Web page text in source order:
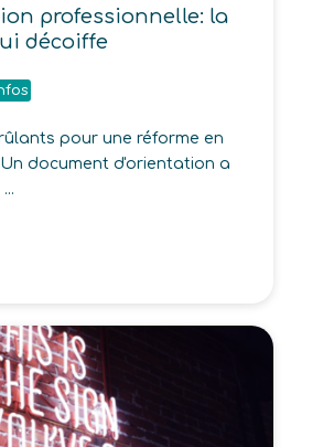
professionnelle: la
décoiffe
pour une réforme en
document d'orientation a